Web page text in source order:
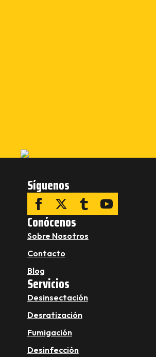
Síguenos
Conócenos
Sobre Nosotros
Contacto
Blog
Servicios
Desinsectación
Desratización
Fumigación
Desinfección